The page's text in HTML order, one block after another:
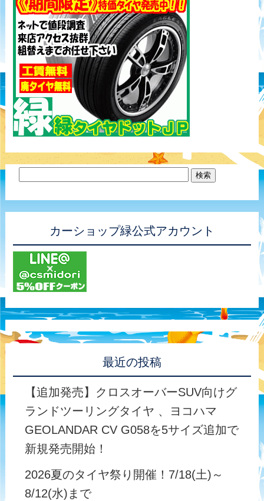
カーショップ緑公式アカウント
最近の投稿
【追加発売】クロスオーバーSUV向けグ
ランドツーリングタイヤ 、ヨコハマ
GEOLANDAR CV G058を5サイズ追加で
新規発売開始！
2026夏のタイヤ祭り開催！7/18(土)～
8/12(水)まで